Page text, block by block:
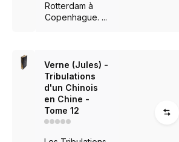
Rotterdam à
Copenhague. ...
Verne (Jules) -
Tribulations
d'un Chinois
en Chine -
Tome 12